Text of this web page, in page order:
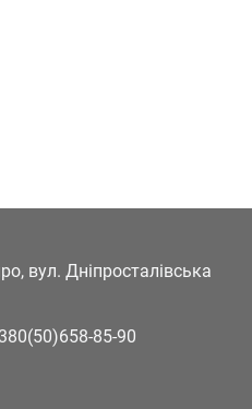
вул. Дніпросталівська
85-90